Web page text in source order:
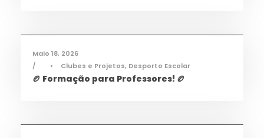
Maio 18, 2026
•
Clubes e Projetos, Desporto Escolar
🏉 Formação para Professores! 🏉